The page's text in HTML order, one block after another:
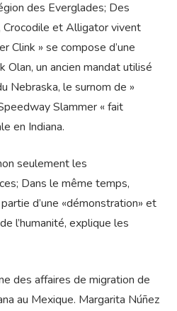
des Everglades; Des
Crocodile et Alligator vivent
Clink » se compose d’une
Olan, un ancien mandat utilisé
Nebraska, le surnom de »
Slammer « fait
en Indiana.
seulement les
Dans le même temps,
d’une «démonstration» et
l’humanité, explique les
des affaires de migration de
au Mexique. Margarita Núñez